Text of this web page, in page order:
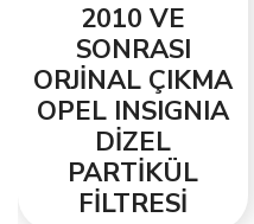
2010 VE
SONRASI
ORJİNAL ÇIKMA
OPEL INSIGNIA
DİZEL
PARTİKÜL
FİLTRESİ